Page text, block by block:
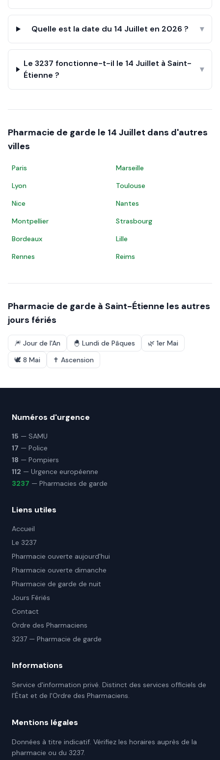
Quelle est la date du 14 Juillet en 2026 ? ▾
Le 3237 fonctionne-t-il le 14 Juillet à Saint-
Étienne ?
▾
Pharmacie de garde le 14 Juillet dans d'autres
villes
Paris
Marseille
Lyon
Toulouse
Nice
Nantes
Montpellier
Strasbourg
Bordeaux
Lille
Rennes
Reims
Pharmacie de garde à Saint-Étienne les autres
jours fériés
🎆 Jour de l'An 🐣 Lundi de Pâques 🌿 1er Mai
🕊️ 8 Mai ✝️ Ascension
Numéros d'urgence
15 — SAMU
17 — Police
18 — Pompiers
112 — Urgence européenne
3237 — Pharmacies de garde
Liens utiles
Accueil
Le 3237
Pharmacie ouverte aujourd'hui
Pharmacie ouverte dimanche
Pharmacie de garde de nuit
Jours Fériés
Contact
Ordre des Pharmaciens
3237 — Pharmacie de garde
Informations
Service d'information privé. Distinct des services officiels de
l'État et de l'Ordre des Pharmaciens.
Mentions légales
Données à titre indicatif. Vérifiez les horaires auprès de la
pharmacie ou du 3237.